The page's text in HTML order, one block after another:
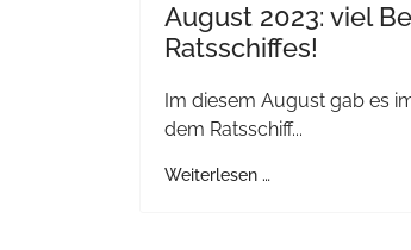
August 2023: viel
Ratsschiffes!
Im diesem August gab es
dem Ratsschiff...
Weiterlesen …